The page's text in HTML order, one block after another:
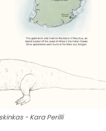
- Kara Perilli